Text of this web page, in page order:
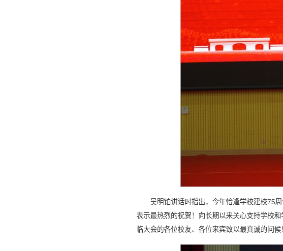
吴明铂讲话时指出，今年恰逢学校建校75
表示最热烈的祝贺！向长期以来关心支持学校
临大会的各位校友、各位来宾致以最真诚的问候